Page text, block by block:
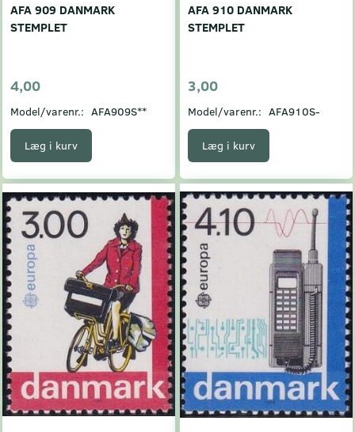
AFA 909 DANMARK
STEMPLET
4,00
Model/varenr.: AFA909S**
Læg i kurv
AFA 910 DANMARK
STEMPLET
3,00
Model/varenr.: AFA910S-
Læg i kurv